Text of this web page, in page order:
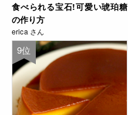
食べられる宝石!可愛い琥珀糖
の作り方
erica さん
9位